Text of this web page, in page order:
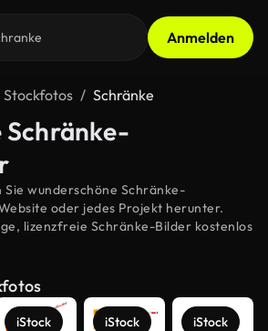
Anmelden
Stockfotos Schränke
Schränke-
Sie wunderschöne Schränke-
oder jedes Projekt herunter.
lizenzfreie Schränke-Bilder kostenlos
iStock iStock iStock